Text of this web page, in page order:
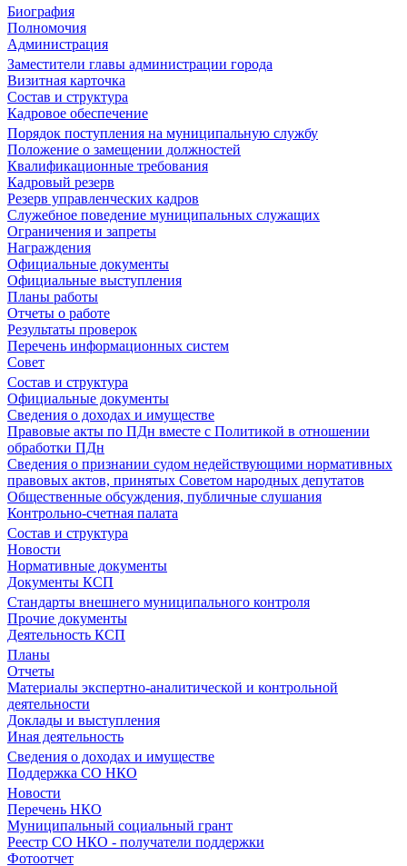
Биография
Полномочия
Администрация
Заместители главы администрации города
Визитная карточка
Состав и структура
Кадровое обеспечение
Порядок поступления на муниципальную службу
Положение о замещении должностей
Квалификационные требования
Кадровый резерв
Резерв управленческих кадров
Служебное поведение муниципальных служащих
Ограничения и запреты
Награждения
Официальные документы
Официальные выступления
Планы работы
Отчеты о работе
Результаты проверок
Перечень информационных систем
Совет
Состав и структура
Официальные документы
Сведения о доходах и имуществе
Правовые акты по ПДн вместе с Политикой в отношении
обработки ПДн
Сведения о признании судом недействующими нормативных
правовых актов, принятых Советом народных депутатов
Общественные обсуждения, публичные слушания
Контрольно-счетная палата
Состав и структура
Новости
Нормативные документы
Документы КСП
Стандарты внешнего муниципального контроля
Прочие документы
Деятельность КСП
Планы
Отчеты
Материалы экспертно-аналитической и контрольной
деятельности
Доклады и выступления
Иная деятельность
Сведения о доходах и имуществе
Поддержка СО НКО
Новости
Перечень НКО
Муниципальный социальный грант
Реестр СО НКО - получатели поддержки
Фотоотчет